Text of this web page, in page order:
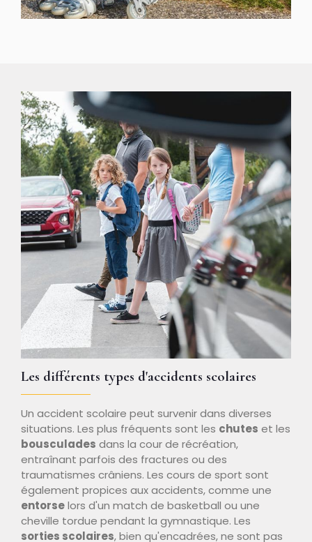
Les différents types d'accidents scolaires
Un accident scolaire peut survenir dans diverses
situations. Les plus fréquents sont les chutes et les
bousculades dans la cour de récréation,
entraînant parfois des fractures ou des
traumatismes crâniens. Les cours de sport sont
également propices aux accidents, comme une
entorselors d'un match de basketball ou une
cheville tordue pendant la gymnastique. Les
sorties scolaires, bien qu'encadrées, ne sont pas